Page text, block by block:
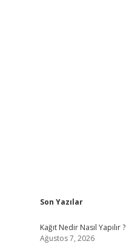
Sidebar
Son Yazılar
Kağıt Nedir Nasıl Yapılır ?
Ağustos 7, 2026